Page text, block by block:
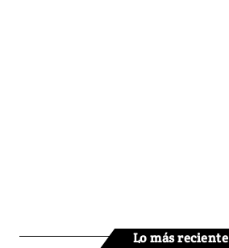
Lo más reciente